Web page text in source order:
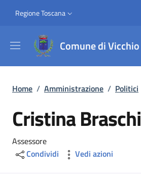
Slim top
Regione Toscana
Comune di Vicchio
Briciole di pane
Home / Amministrazione / Politici
Cristina Braschi
Assessore
Condividi
Vedi azioni